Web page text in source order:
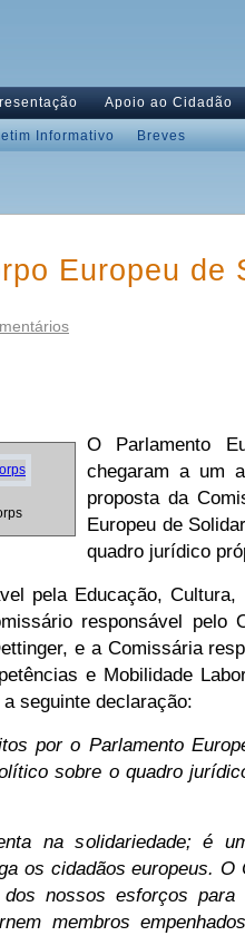
Apoio ao Cidadão
Informativo Breves
Europeu de
O Parlamento
chegaram a um
proposta da
Europeu de
quadro jurídico
pela Educação,
responsável pelo
e a Comissária
e Mobilidade
seguinte declaração:
por o Parlamento
sobre o quadro
na solidariedade; é
os cidadãos europeus. O
nossos esforços
membros